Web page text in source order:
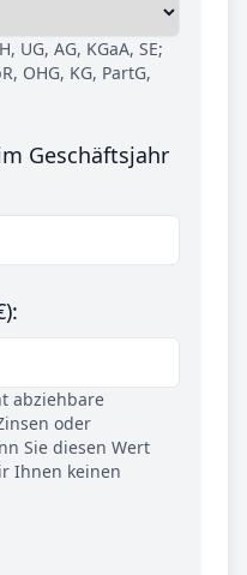
UG, AG, KGaA, SE;
OHG, KG, PartG,
Geschäftsjahr
abziehbare
oder
Sie diesen Wert
Ihnen keinen